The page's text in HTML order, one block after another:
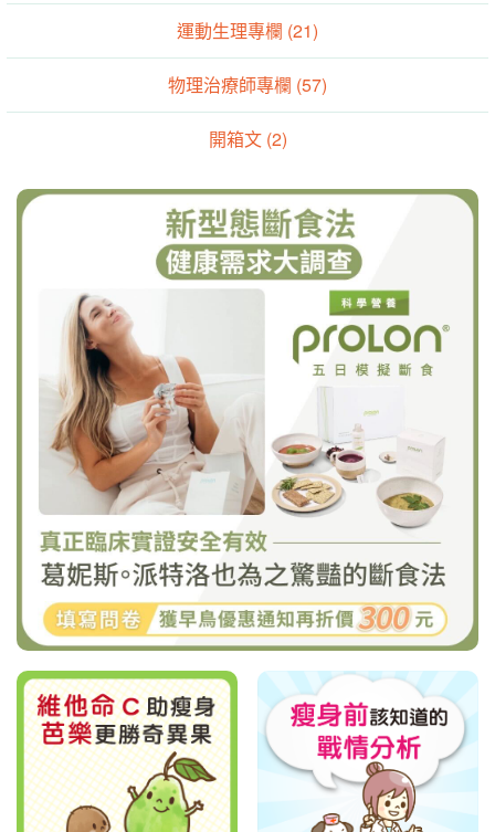
運動生理專欄 (21)
物理治療師專欄 (57)
開箱文 (2)